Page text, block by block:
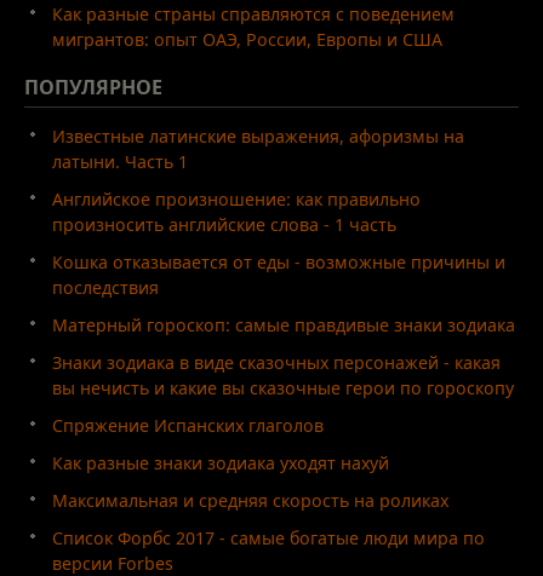
Как разные страны справляются с поведением
мигрантов: опыт ОАЭ, России, Европы и США
ПОПУЛЯРНОЕ
Известные латинские выражения, афоризмы на
латыни. Часть 1
Английское произношение: как правильно
произносить английские слова - 1 часть
Кошка отказывается от еды - возможные причины и
последствия
Матерный гороскоп: самые правдивые знаки зодиака
Знаки зодиака в виде сказочных персонажей - какая
вы нечисть и какие вы сказочные герои по гороскопу
Спряжение Испанских глаголов
Как разные знаки зодиака уходят нахуй
Максимальная и средняя скорость на роликах
Список Форбс 2017 - самые богатые люди мира по
версии Forbes